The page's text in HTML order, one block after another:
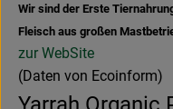
Wir sind der Erste
Fleisch aus großen
zur WebSite
(Daten von Ecoinform)